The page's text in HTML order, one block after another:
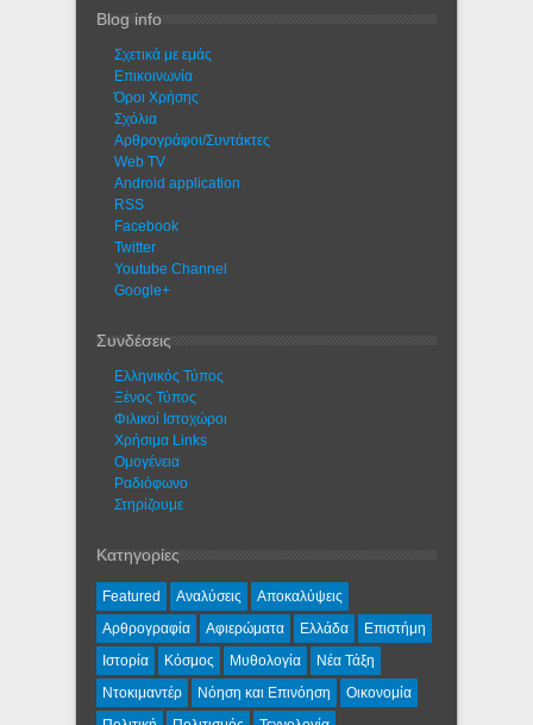
Blog info
Σχετικά με εμάς
Eπικοινωνία
Όροι Χρήσης
Σχόλια
Αρθρογράφοι/Συντάκτες
Web TV
Android application
RSS
Facebook
Twitter
Youtube Channel
Google+
Συνδέσεις
Ελληνικός Τύπος
Ξένος Τύπος
Φιλικοί Ιστοχώροι
Χρήσιμα Links
Ομογένεια
Ραδιόφωνο
Στηρίζουμε
Κατηγορίες
Featured Αναλύσεις
Αποκαλύψεις
Αρθρογραφία
Αφιερώματα Ελλάδα
Επιστήμη
Ιστορία
Κόσμος Μυθολογία
Νέα Τάξη
Ντοκιμαντέρ
Νόηση και Επινόηση
Οικονομία